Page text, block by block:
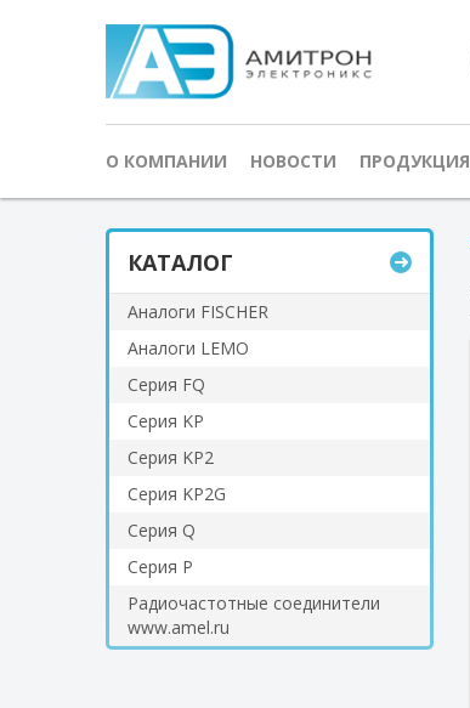
О КОМПАНИИ НОВОСТИ ПРОДУКЦИЯ
КАТАЛОГ
Аналоги FISCHER
Аналоги LEMO
Серия FQ
Серия KP
Серия KP2
Серия KP2G
Серия Q
Серия Р
Радиочастотные соединители
www.amel.ru